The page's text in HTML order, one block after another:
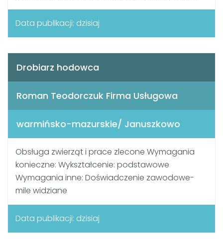
Data publikacji: dzisiaj
Drobiarz hodowca
Roman Teodorczuk Firma Usługowa
warmińsko-mazurskie/ Januszkowo
Obsługa zwierząt i prace zlecone Wymagania
konieczne: Wykształcenie: podstawowe
Wymagania inne: Doświadczenie zawodowe-
mile widziane
Data publikacji: dzisiaj